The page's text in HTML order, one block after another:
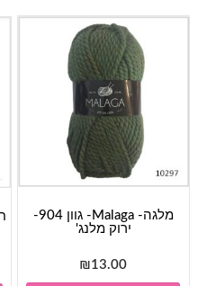
מלגה- Malaga- גוון 904-
ירוק מלנג'
₪13.00